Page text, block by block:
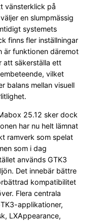
vänsterklick på
en slumpmässig
systemets
finns fler inställningar
är funktionen däremot
att säkerställa ett
vilket
balans mellan visuell
25.12 sker dock
har nu helt lämnat
ramverk som spelat
som i dag
används GTK3
Det innebär bättre
kompatibilitet
Flera centrala
applikationer,
LXAppearance,